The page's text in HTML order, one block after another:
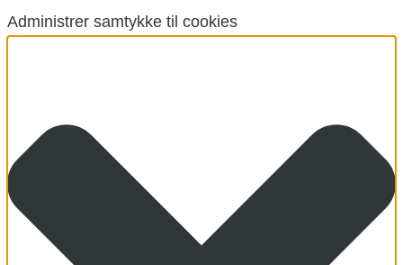
Administrer samtykke til cookies